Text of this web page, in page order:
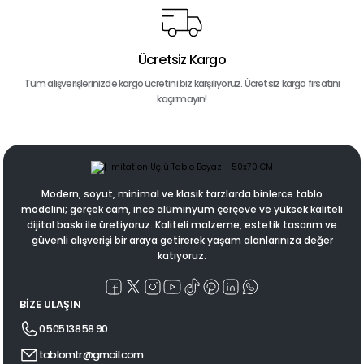
Ücretsiz Kargo
Tüm alışverişlerinizde kargo ücretini biz karşılıyoruz. Ücretsiz kargo fırsatını
kaçırmayın!
Modern, soyut, minimal ve klasik tarzlarda binlerce tablo
modelini; gerçek cam, ince alüminyum çerçeve ve yüksek kaliteli
dijital baskı ile üretiyoruz. Kaliteli malzeme, estetik tasarım ve
güvenli alışverişi bir araya getirerek yaşam alanlarınıza değer
katıyoruz.
BİZE ULAŞIN
0 505 138 58 90
tablomtr@gmail.com